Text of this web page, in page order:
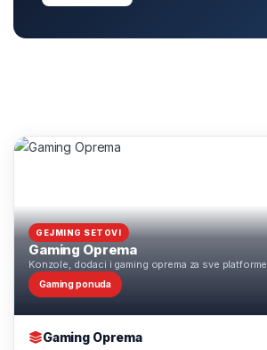
GEJMING SETOVI
Gaming Oprema
Konzole, dodaci i gaming oprema za sve platforme
Gaming ponuda
Gaming Oprema